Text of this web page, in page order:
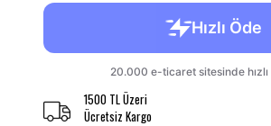
1500 TL Üzeri
Ücretsiz Kargo